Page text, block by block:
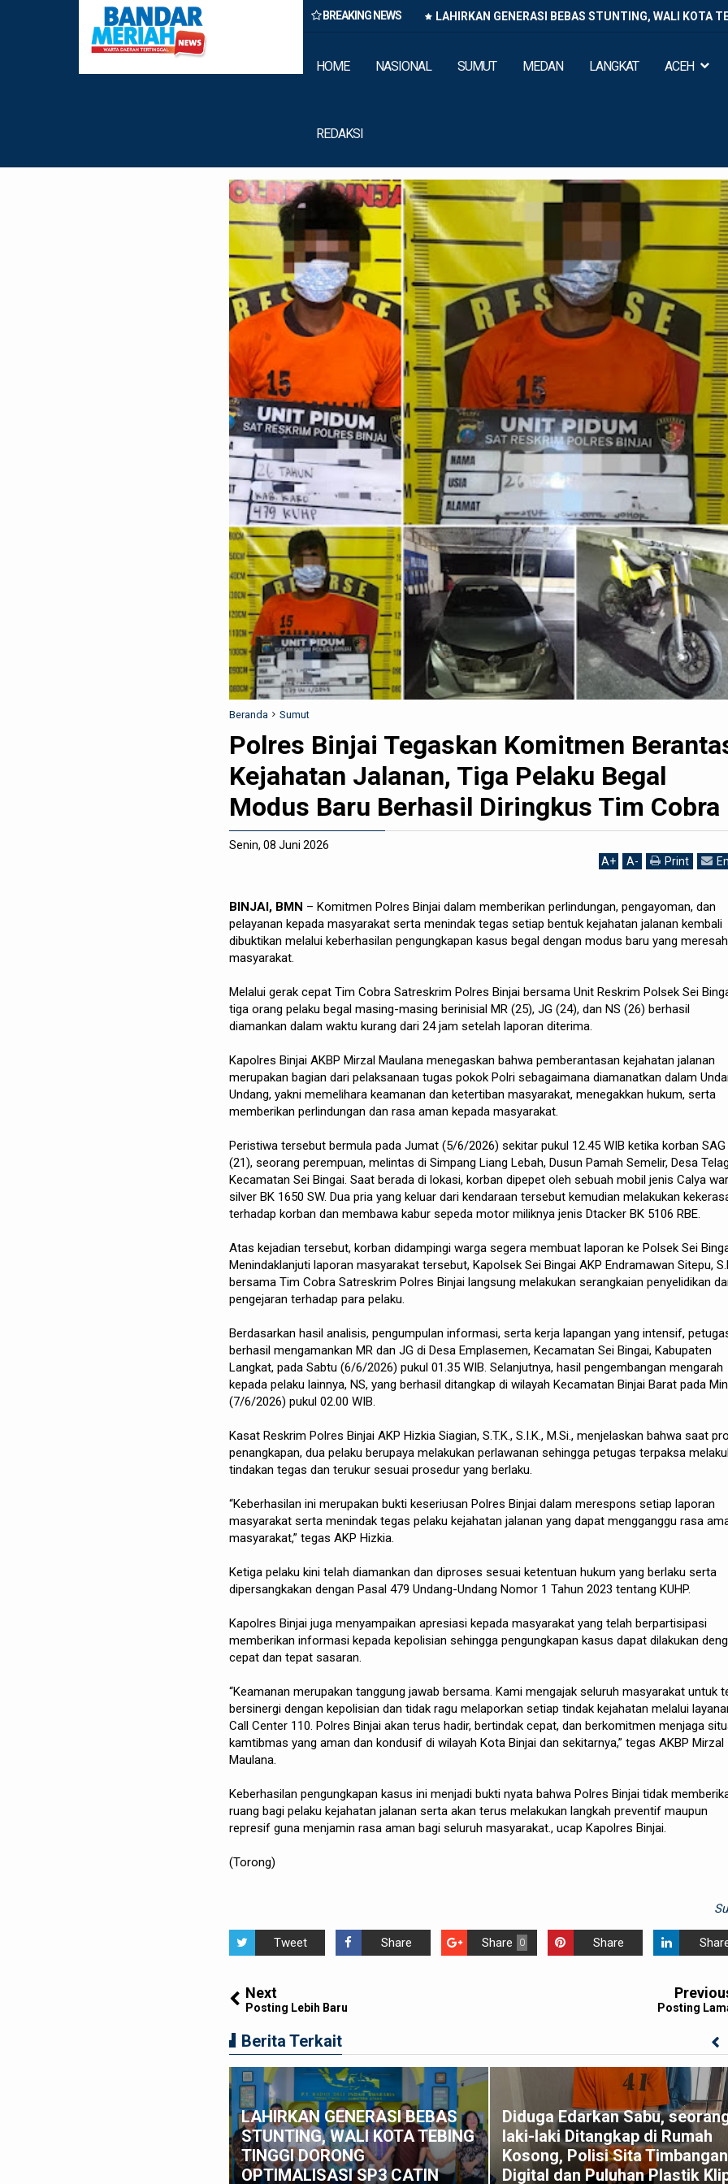
BREAKING NEWS
Belawan Amankan Tiga Anggota Geng Motor di Marelan Pasar 9 LAHIRKAN GENERASI BEBAS STUNTING, WALI KOTA
HOME NASIONAL SUMUT MEDAN LANGKAT ACEH
REDAKSI
Beranda Sumut
Polres Binjai Tegaskan Komitmen
Kejahatan Jalanan, Tiga Pelaku Begal
Modus Baru Berhasil Diringkus Tim Cobra
Senin, 08 Juni 2026
A+ A- Print
BINJAI, BMN – Komitmen Polres Binjai dalam memberikan perlindungan, pengayoman, dan
pelayanan kepada masyarakat serta menindak tegas setiap bentuk kejahatan jalanan kembali
dibuktikan melalui keberhasilan pengungkapan kasus begal dengan modus baru yang
masyarakat.
Melalui gerak cepat Tim Cobra Satreskrim Polres Binjai bersama Unit Reskrim Polsek Sei
tiga orang pelaku begal masing-masing berinisial MR (25), JG (24), dan NS (26) berhasil
diamankan dalam waktu kurang dari 24 jam setelah laporan diterima.
Kapolres Binjai AKBP Mirzal Maulana menegaskan bahwa pemberantasan kejahatan jalanan
merupakan bagian dari pelaksanaan tugas pokok Polri sebagaimana diamanatkan dalam
Undang, yakni memelihara keamanan dan ketertiban masyarakat, menegakkan hukum, serta
memberikan perlindungan dan rasa aman kepada masyarakat.
Peristiwa tersebut bermula pada Jumat (5/6/2026) sekitar pukul 12.45 WIB ketika korban SAG
(21), seorang perempuan, melintas di Simpang Liang Lebah, Dusun Pamah Semelir, Desa
Kecamatan Sei Bingai. Saat berada di lokasi, korban dipepet oleh sebuah mobil jenis Calya
silver BK 1650 SW. Dua pria yang keluar dari kendaraan tersebut kemudian melakukan
terhadap korban dan membawa kabur sepeda motor miliknya jenis Dtacker BK 5106 RBE.
Atas kejadian tersebut, korban didampingi warga segera membuat laporan ke Polsek Sei
Menindaklanjuti laporan masyarakat tersebut, Kapolsek Sei Bingai AKP Endramawan Sitepu,
bersama Tim Cobra Satreskrim Polres Binjai langsung melakukan serangkaian penyelidikan
pengejaran terhadap para pelaku.
Berdasarkan hasil analisis, pengumpulan informasi, serta kerja lapangan yang intensif,
berhasil mengamankan MR dan JG di Desa Emplasemen, Kecamatan Sei Bingai, Kabupaten
Langkat, pada Sabtu (6/6/2026) pukul 01.35 WIB. Selanjutnya, hasil pengembangan mengarah
kepada pelaku lainnya, NS, yang berhasil ditangkap di wilayah Kecamatan Binjai Barat pada
(7/6/2026) pukul 02.00 WIB.
Kasat Reskrim Polres Binjai AKP Hizkia Siagian, S.T.K., S.I.K., M.Si., menjelaskan bahwa saat
penangkapan, dua pelaku berupaya melakukan perlawanan sehingga petugas terpaksa
tindakan tegas dan terukur sesuai prosedur yang berlaku.
“Keberhasilan ini merupakan bukti keseriusan Polres Binjai dalam merespons setiap laporan
masyarakat serta menindak tegas pelaku kejahatan jalanan yang dapat mengganggu rasa
masyarakat,” tegas AKP Hizkia.
Ketiga pelaku kini telah diamankan dan diproses sesuai ketentuan hukum yang berlaku serta
dipersangkakan dengan Pasal 479 Undang-Undang Nomor 1 Tahun 2023 tentang KUHP.
Kapolres Binjai juga menyampaikan apresiasi kepada masyarakat yang telah berpartisipasi
memberikan informasi kepada kepolisian sehingga pengungkapan kasus dapat dilakukan
cepat dan tepat sasaran.
“Keamanan merupakan tanggung jawab bersama. Kami mengajak seluruh masyarakat untuk
bersinergi dengan kepolisian dan tidak ragu melaporkan setiap tindak kejahatan melalui
Call Center 110. Polres Binjai akan terus hadir, bertindak cepat, dan berkomitmen menjaga
kamtibmas yang aman dan kondusif di wilayah Kota Binjai dan sekitarnya,” tegas AKBP Mirzal
Maulana.
Keberhasilan pengungkapan kasus ini menjadi bukti nyata bahwa Polres Binjai tidak
ruang bagi pelaku kejahatan jalanan serta akan terus melakukan langkah preventif maupun
represif guna menjamin rasa aman bagi seluruh masyarakat., ucap Kapolres Binjai.
(Torong)
Tweet Share 0
Share Share
Next
Posting Lebih Baru Posting
Berita Terkait
LAHIRKAN GENERASI BEBAS
STUNTING, WALI KOTA TEBING
TINGGI DORONG
OPTIMALISASI SP3 CATIN
Diduga Edarkan Sabu,
laki-laki Ditangkap di Rumah
Kosong, Polisi Sita Timbangan
Digital dan Puluhan Plastik